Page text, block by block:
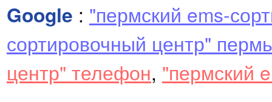
Google : "пермский ems-
сортировочный центр" пермь
центр" телефон, "пермский